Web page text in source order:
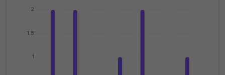
1
1.5
2